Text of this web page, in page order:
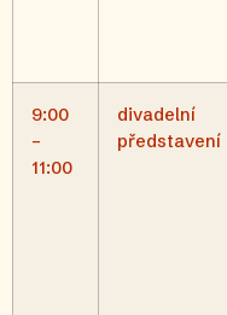
9:00
–
11:00
divadelní
představení